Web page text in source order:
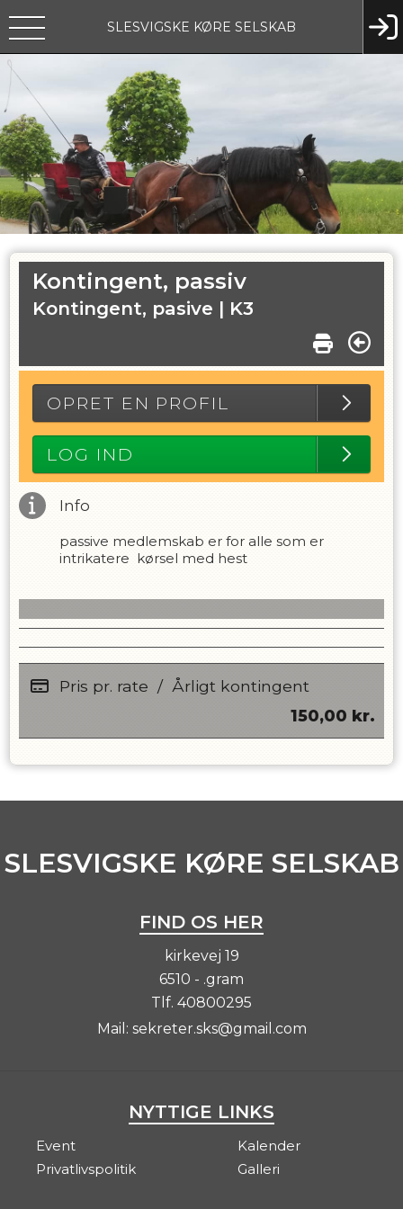
SLESVIGSKE KØRE SELSKAB
Kontingent, passiv
Kontingent, pasive | K3
OPRET EN PROFIL
LOG IND
Info
passive medlemskab er for alle som er
intrikatere kørsel med hest
Pris pr. rate / Årligt kontingent
150,00 kr.
SLESVIGSKE KØRE SELSKAB
FIND OS HER
kirkevej 19
6510 - .gram
Tlf. 40800295
Mail: sekreter.sks@gmail.com
NYTTIGE LINKS
Event
Kalender
Privatlivspolitik
Galleri